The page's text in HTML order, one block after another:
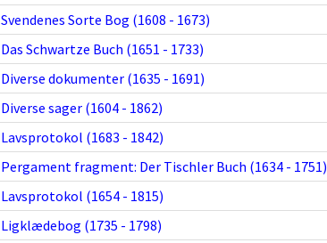
Svendenes Sorte Bog (1608 - 1673)
Das Schwartze Buch (1651 - 1733)
Diverse dokumenter (1635 - 1691)
Diverse sager (1604 - 1862)
Lavsprotokol (1683 - 1842)
Pergament fragment: Der Tischler Buch (1634 - 1751)
Lavsprotokol (1654 - 1815)
Ligklædebog (1735 - 1798)